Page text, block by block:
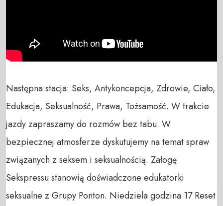
Następna stacja: Seks, Antykoncepcja, Zdrowie, Ciało,
Edukacja, Seksualność, Prawa, Tożsamość. W trakcie
jazdy zapraszamy do rozmów bez tabu. W
bezpiecznej atmosferze dyskutujemy na temat spraw
związanych z seksem i seksualnością. Załogę
Sekspressu stanowią doświadczone edukatorki
seksualne z Grupy Ponton. Niedziela godzina 17 Reset